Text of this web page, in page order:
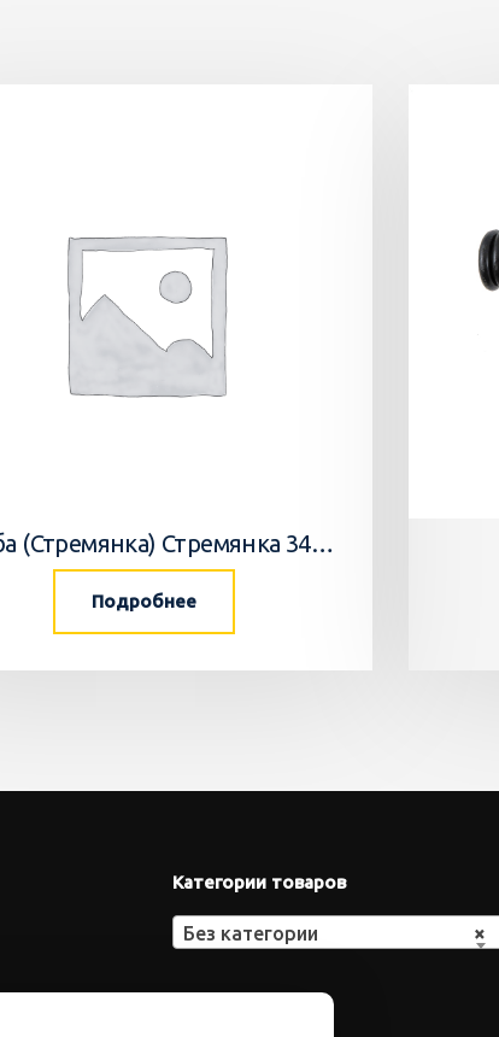
Скоба (Стремянка) Стремянка 34033502 Horsch
Подробнее
Категории товаров
×
Без категории